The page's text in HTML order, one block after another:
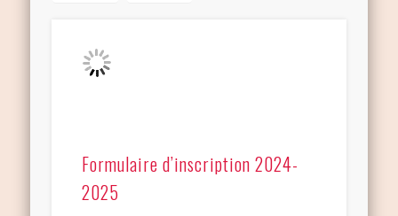
Formulaire d’inscription 2024-
2025